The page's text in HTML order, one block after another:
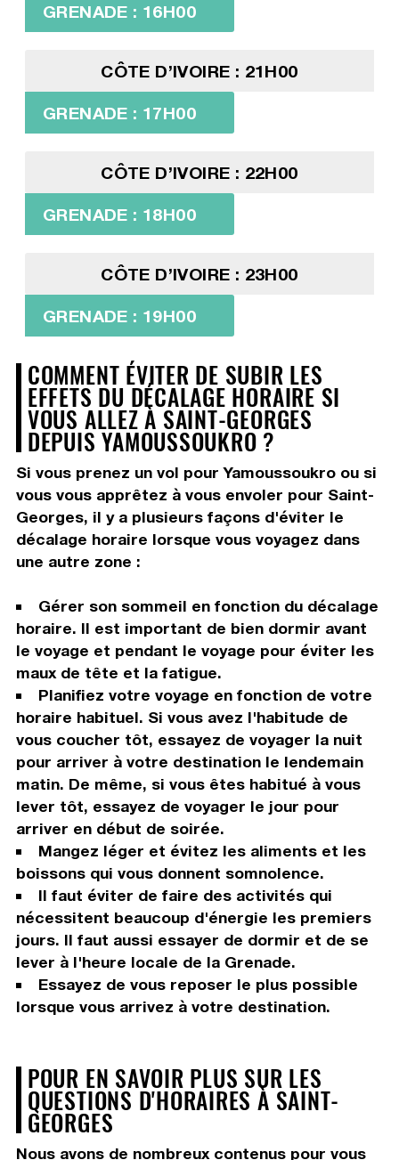
GRENADE : 16H00
CÔTE D’IVOIRE : 21H00
GRENADE : 17H00
CÔTE D’IVOIRE : 22H00
GRENADE : 18H00
CÔTE D’IVOIRE : 23H00
GRENADE : 19H00
COMMENT ÉVITER DE SUBIR LES
EFFETS DU DÉCALAGE HORAIRE SI
VOUS ALLEZ À SAINT-GEORGES
DEPUIS YAMOUSSOUKRO ?
Si vous prenez un vol pour Yamoussoukro ou si
vous vous apprêtez à vous envoler pour Saint-
Georges, il y a plusieurs façons d'éviter le
décalage horaire lorsque vous voyagez dans
une autre zone :
Gérer son sommeil en fonction du décalage
horaire. Il est important de bien dormir avant
le voyage et pendant le voyage pour éviter les
maux de tête et la fatigue.
Planifiez votre voyage en fonction de votre
horaire habituel. Si vous avez l'habitude de
vous coucher tôt, essayez de voyager la nuit
pour arriver à votre destination le lendemain
matin. De même, si vous êtes habitué à vous
lever tôt, essayez de voyager le jour pour
arriver en début de soirée.
Mangez léger et évitez les aliments et les
boissons qui vous donnent somnolence.
Il faut éviter de faire des activités qui
nécessitent beaucoup d'énergie les premiers
jours. Il faut aussi essayer de dormir et de se
lever à l'heure locale de la Grenade.
Essayez de vous reposer le plus possible
lorsque vous arrivez à votre destination.
POUR EN SAVOIR PLUS SUR LES
QUESTIONS D'HORAIRES À SAINT-
GEORGES
Nous avons de nombreux contenus pour vous